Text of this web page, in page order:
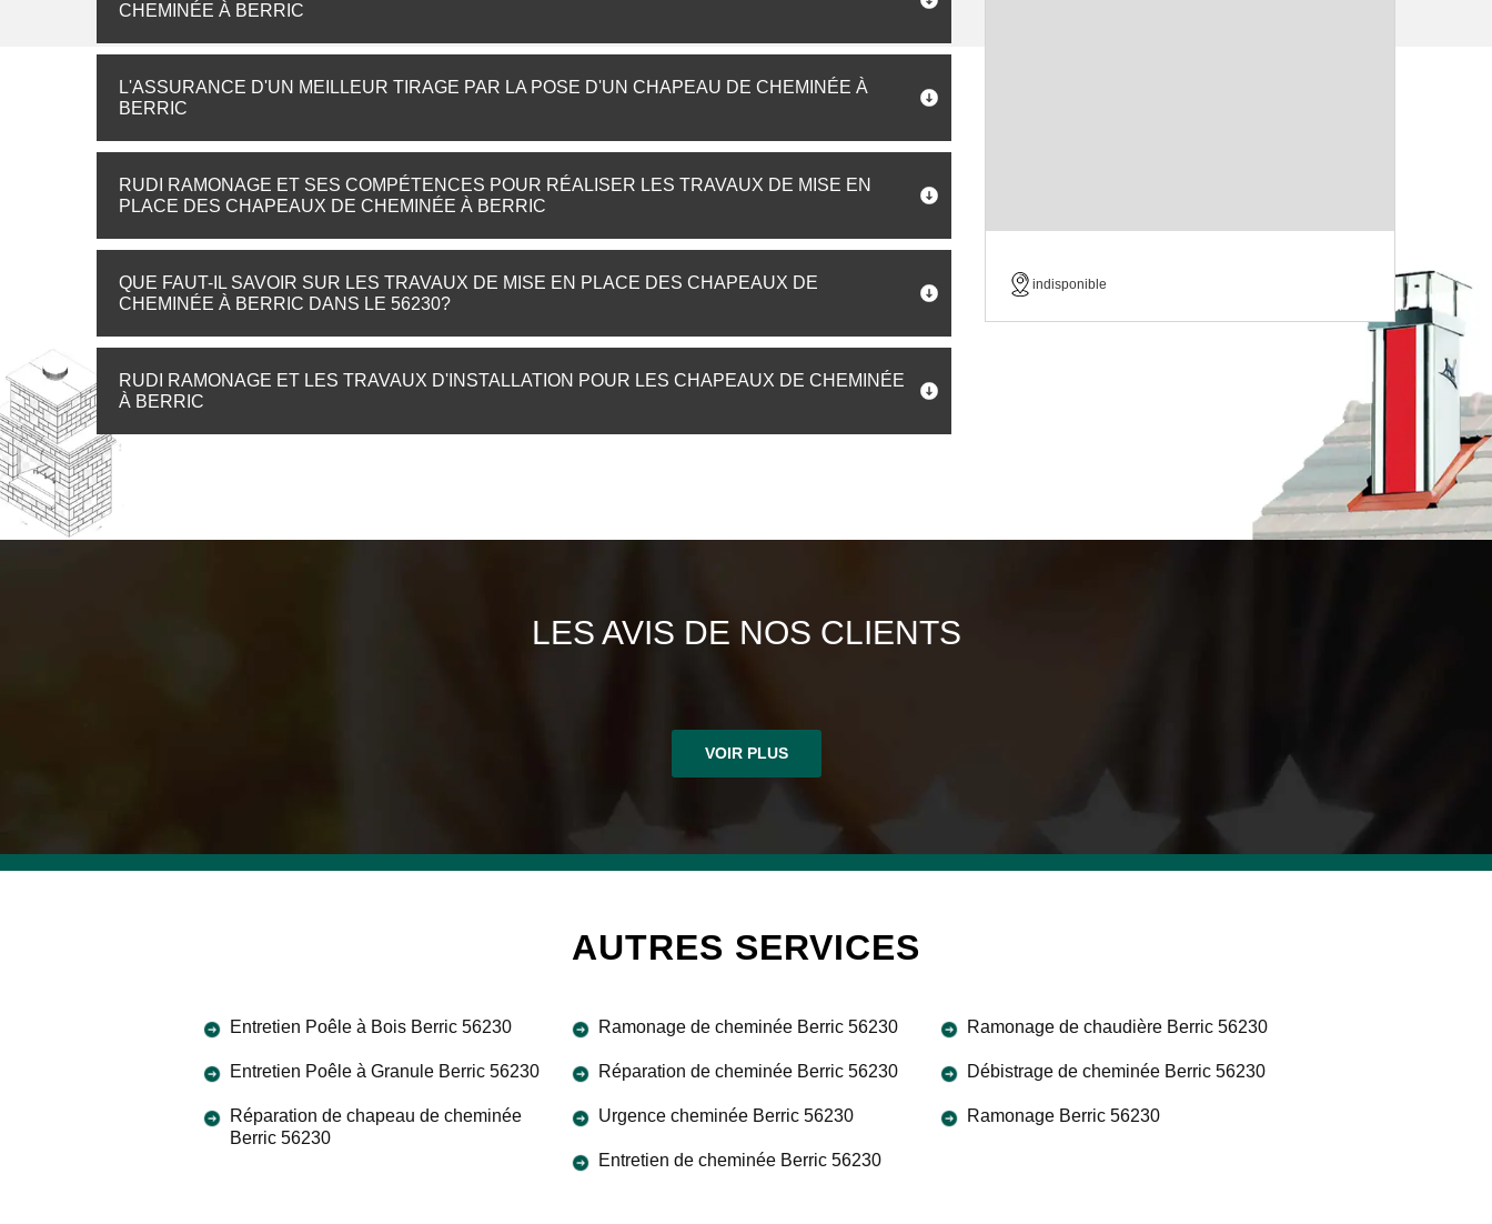
CHEMINÉE À BERRIC
L'ASSURANCE D'UN MEILLEUR TIRAGE PAR LA POSE D'UN CHAPEAU DE CHEMINÉE À
BERRIC
RUDI RAMONAGE ET SES COMPÉTENCES POUR RÉALISER LES TRAVAUX DE MISE EN
PLACE DES CHAPEAUX DE CHEMINÉE À BERRIC
QUE FAUT-IL SAVOIR SUR LES TRAVAUX DE MISE EN PLACE DES CHAPEAUX DE
CHEMINÉE À BERRIC DANS LE 56230?
RUDI RAMONAGE ET LES TRAVAUX D'INSTALLATION POUR LES CHAPEAUX DE CHEMINÉE
À BERRIC
indisponible
LES AVIS DE NOS CLIENTS
VOIR PLUS
AUTRES SERVICES
Entretien Poêle à Bois Berric 56230
Entretien Poêle à Granule Berric 56230
Réparation de chapeau de cheminée
Berric 56230
Ramonage de cheminée Berric 56230
Réparation de cheminée Berric 56230
Urgence cheminée Berric 56230
Entretien de cheminée Berric 56230
Ramonage de chaudière Berric 56230
Débistrage de cheminée Berric 56230
Ramonage Berric 56230